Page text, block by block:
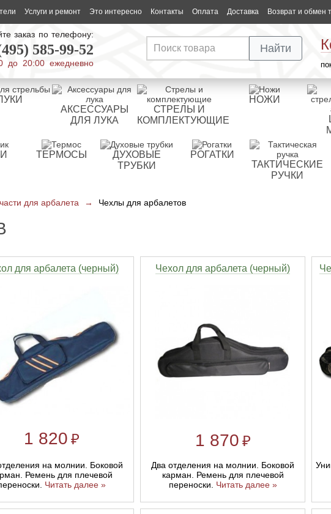
Услуги и ремонт Это интересно Контакты Оплата Доставка Возврат и обмен
заказ по телефону:
585-99-52
до 20:00 ежедневно
Найти
АКСЕССУАРЫ
ДЛЯ ЛУКА
СТРЕЛЫ И
КОМПЛЕКТУЮЩИЕ
НОЖИ
ТЕРМОСЫ
ДУХОВЫЕ
ТРУБКИ
РОГАТКИ
ТАКТИЧЕСКИЕ
РУЧКИ
для арбалета → Чехлы для арбалетов
для арбалета (черный)
1 820 ₽
на молнии. Боковой
Ремень для плечевой
Читать далее »
Чехол для арбалета (черный)
1 870 ₽
Два отделения на молнии. Боковой
карман. Ремень для плечевой
переноски. Читать далее »